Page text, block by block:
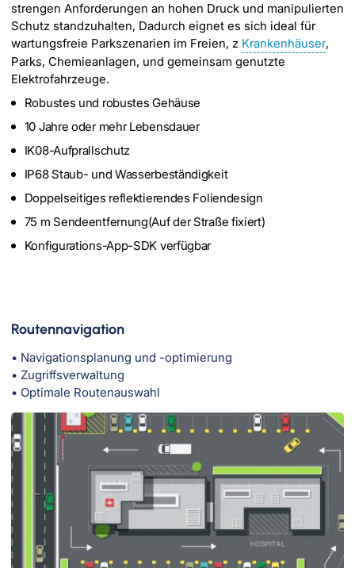
strengen Anforderungen an hohen Druck und manipulierten
Schutz standzuhalten, Dadurch eignet es sich ideal für
wartungsfreie Parkszenarien im Freien, z Krankenhäuser,
Parks, Chemieanlagen, und gemeinsam genutzte
Elektrofahrzeuge.
Robustes und robustes Gehäuse
10 Jahre oder mehr Lebensdauer
IK08-Aufprallschutz
IP68 Staub- und Wasserbeständigkeit
Doppelseitiges reflektierendes Foliendesign
75 m Sendeentfernung(Auf der Straße fixiert)
Konfigurations-App-SDK verfügbar
Routennavigation
• Navigationsplanung und -optimierung
• Zugriffsverwaltung
• Optimale Routenauswahl